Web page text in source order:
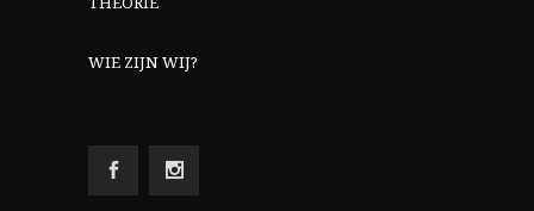
WIE ZIJN WIJ?